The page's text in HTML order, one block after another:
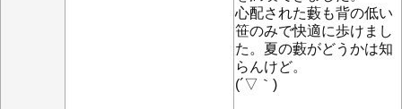
心配された藪も背の低い
笹のみで快適に歩けまし
た。夏の藪がどうかは知
らんけど。
(´▽｀)